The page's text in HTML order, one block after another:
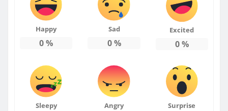
Happy
0%
Sad
0%
Excited
0%
Sleepy Angry Surprise